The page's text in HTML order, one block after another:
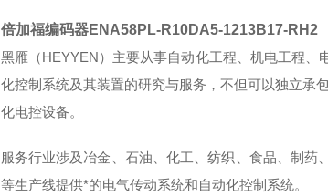
倍加福编码器ENA58PL-R10DA5-1213B17-RH2
黑雁（HEYYEN）主要从事自动化工程、机电工程
化控制系统及其装置的研究与服务，不但可以独立承
化电控设备。
服务行业涉及冶金、石油、化工、纺织、食品、制
等生产线提供*的电气传动系统和自动化控制系统。